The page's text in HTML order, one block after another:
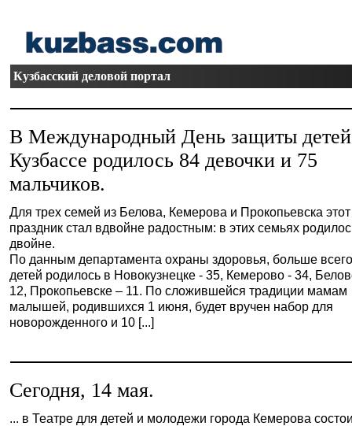
Кузбасский деловой портал
В Международный День защиты
Кузбассе родилось 84 девочки и 75
мальчиков.
Для трех семей из Белова, Кемерова и Прокопьевска этот
праздник стал вдвойне радостным: в этих семьях
двойне.
По данным департамента охраны здоровья, больше
детей родилось в Новокузнецке - 35, Кемерово - 34,
12, Прокопьевске – 11. По сложившейся традиции мамам
малышей, родившихся 1 июня, будет вручен набор для
новорожденного и 10 [...]
Сегодня, 14 мая.
... в Театре для детей и молодежи города Кемерова